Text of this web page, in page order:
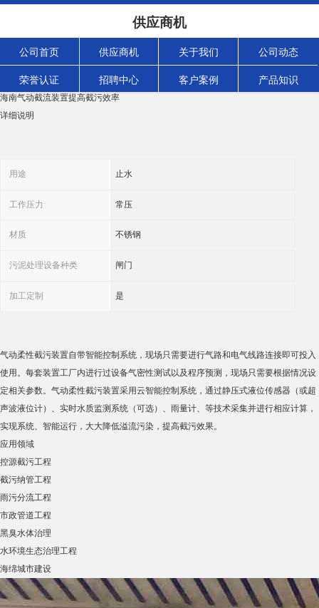
供应商机
公司首页 供应商机 关于我们 公司动态
荣誉认证 招聘中心 客户案例 产品知识
关键词
海南气动截流装置提高截污效率
详细说明
用途 止水
工作压力 常压
材质 不锈钢
污泥处理设备种类 闸门
加工定制 是
气动柔性截污装置自带智能控制系统，现场只需要进行气路和电气线路连接即可投入
使用。每套装置工厂内进行过设备气密性测试以及程序预测，现场只需要根据情况设
定相关参数。气动柔性截污装置采用云智能控制系统，通过静压式液位传感器（或超
声波液位计）、实时水质监测系统（可选）、雨量计、等技术采集并进行相应计算，
实现系统、智能运行，大大降低溢流污染，提高截污效果。
应用领域
控源截污工程
截污纳管工程
雨污分流工程
市政管道工程
黑臭水体治理
水环境生态治理工程
海绵城市建设